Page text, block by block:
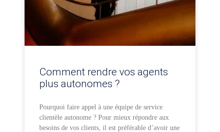
Comment rendre vos agents
plus autonomes ?
Pourquoi faire appel à une équipe de service
clientèle autonome ? Pour mieux répondre aux
besoins de vos clients, il est préférable d’avoir une